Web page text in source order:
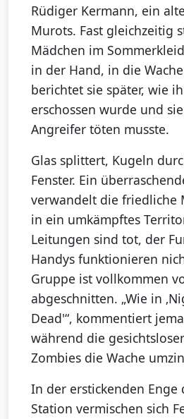
Rüdiger Kermann, ein
Murots. Fast gleichzeitig
Mädchen im
in der Hand, in die
berichtet sie später, wie
erschossen wurde und
Angreifer töten musste.
Glas splittert, Kugeln
Fenster. Ein
verwandelt die friedliche
in ein umkämpftes
Leitungen sind tot, der
Handys funktionieren
Gruppe ist vollkommen
abgeschnitten. „Wie in
Dead'“, kommentiert
während die
Zombies die Wache
In der erstickenden Enge
Station vermischen sich